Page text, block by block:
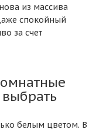
из массива
спокойный
за счет
белым цветом. В